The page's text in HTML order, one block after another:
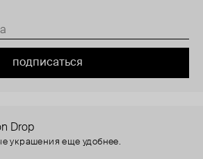
подписаться
Drop
украшения еще удобнее.